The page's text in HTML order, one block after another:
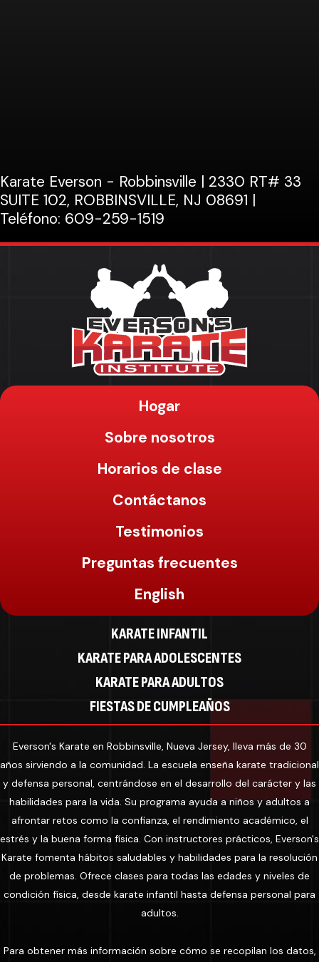
Karate Everson - Robbinsville | 2330 RT# 33
SUITE 102, ROBBINSVILLE, NJ 08691 |
Teléfono: 609-259-1519
Hogar
Sobre nosotros
Horarios de clase
Contáctanos
Testimonios
Preguntas frecuentes
English
KARATE INFANTIL
KARATE PARA ADOLESCENTES
KARATE PARA ADULTOS
FIESTAS DE CUMPLEAÑOS
Everson's Karate en Robbinsville, Nueva Jersey, lleva más de 30
años sirviendo a la comunidad. La escuela enseña karate tradicional
y defensa personal, centrándose en el desarrollo del carácter y las
habilidades para la vida. Su programa ayuda a niños y adultos a
afrontar retos como la confianza, el rendimiento académico, el
estrés y la buena forma física. Con instructores prácticos, Everson's
Karate fomenta hábitos saludables y habilidades para la resolución
de problemas. Ofrece clases para todas las edades y niveles de
condición física, desde karate infantil hasta defensa personal para
adultos.
Para obtener más información sobre cómo se recopilan los datos,